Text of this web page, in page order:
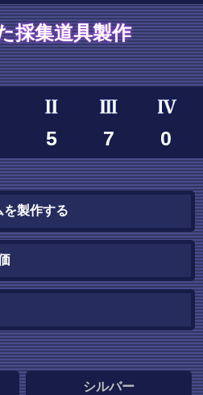
採集道具製作
5 7 0
を製作する
シルバー